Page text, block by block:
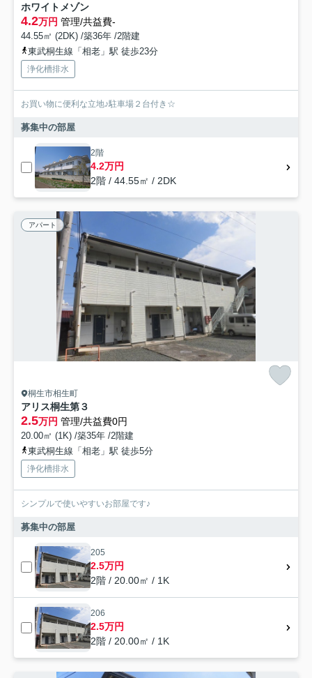
ホワイトメゾン
4.2万円 管理/共益費-
44.55㎡ (2DK) /築36年 /2階建
東武桐生線「相老」駅 徒歩23分
浄化槽排水
お買い物に便利な立地♪駐車場２台付き☆
募集中の部屋
2階
4.2万円
2階 / 44.55㎡ / 2DK
アパート
桐生市相生町
アリス桐生第３
2.5万円 管理/共益費0円
20.00㎡ (1K) /築35年 /2階建
東武桐生線「相老」駅 徒歩5分
浄化槽排水
シンプルで使いやすいお部屋です♪
募集中の部屋
205
2.5万円
2階 / 20.00㎡ / 1K
206
2.5万円
2階 / 20.00㎡ / 1K